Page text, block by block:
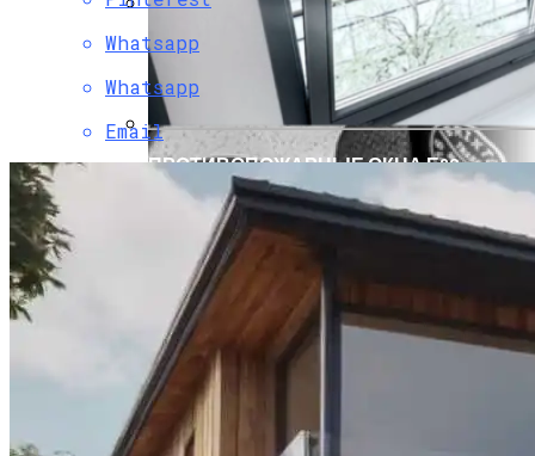
В Таиланд За СПА Процедурами
Декоративные Элементы Фасада Для
Стильного Частного Дома
ПРОТИВОПОЖАРНЫЕ ОКНА Е60
Whatsapp
Whatsapp
Email